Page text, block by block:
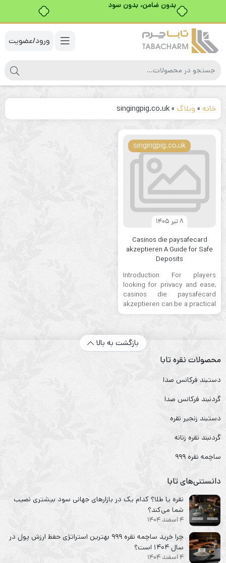
بدون ضامن، بدون سود
ورود/عضویت
خانه » وبلاگ »
singingpig.co.uk
singingpig.co.uk
8 تیر 1405
Casinos die paysafecard
akzeptieren A Guide for Safe
Deposits
Introduction For players
looking for privacy and ease,
casinos die paysafecard
akzeptieren can be a practical
option. If you want ...
بازگشت به بالا
محصولات نقره تابا
دستبند فرکانس صدا
گردنبند فرکانس صدا
دستبند زنجیر نقره
گردنبند نقره زنانه
ساچمه نقره ۹۹۹
دانستنی‌های تابا
نقره یا طلا؟ کدام یک در بازارهای جهانی سود بیشتری نصیب
شما می‌کند؟
4 اسفند 1404
چرا خرید ساچمه نقره ۹۹۹ بهترین استراتژی حفظ ارزش پول در
سال ۱۴۰۴ است؟
4 اسفند 1404